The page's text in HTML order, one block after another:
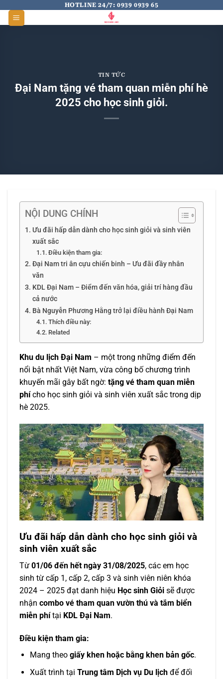
HOTLINE 24/7: 0939 0939 65
TIN TỨC
Đại Nam tặng vé tham quan miễn phí hè
2025 cho học sinh giỏi.
NỘI DUNG CHÍNH
Ưu đãi hấp dẫn dành cho học sinh giỏi và sinh viên
xuất sắc
Điều kiện tham gia:
Đại Nam tri ân cựu chiến binh – Ưu đãi đầy nhân
văn
KDL Đại Nam – Điểm đến văn hóa, giải trí hàng đầu
cả nước
Bà Nguyễn Phương Hằng trở lại điều hành Đại Nam
Thích điều này:
Related
Khu du lịch Đại Nam – một trong những điểm đến
nổi bật nhất Việt Nam, vừa công bố chương trình
khuyến mãi gây bất ngờ: tặng vé tham quan miễn
phícho học sinh giỏi và sinh viên xuất sắc trong dịp
hè 2025.
Ưu đãi hấp dẫn dành cho học sinh giỏi và
sinh viên xuất sắc
Từ 01/06 đến hết ngày 31/08/2025, các em học
sinh từ cấp 1, cấp 2, cấp 3 và sinh viên niên khóa
2024 – 2025 đạt danh hiệu Học sinh Giỏi sẽ được
nhận combo vé tham quan vườn thú và tắm biển
miễn phítại KDL Đại Nam.
Điều kiện tham gia:
Mang theo giấy khen hoặc bằng khen bản gốc.
Xuất trình tại Trung tâm Dịch vụ Du lịchđể đối